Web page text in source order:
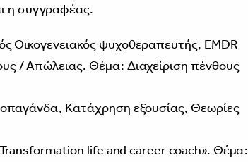
η συγγραφέας.
Οικογενειακός ψυχοθεραπευτής, EMDR
/ Απώλειας. Θέμα: Διαχείριση πένθους
Κατάχρηση εξουσίας, Θεωρίες
life and career coach». Θέμα: